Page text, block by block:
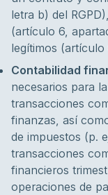
letra b) del
(artículo 6,
legítimos (artículo
Contabilidad
necesarios para
transacciones
finanzas, así
de impuestos (p.
transacciones
financieros
operaciones de